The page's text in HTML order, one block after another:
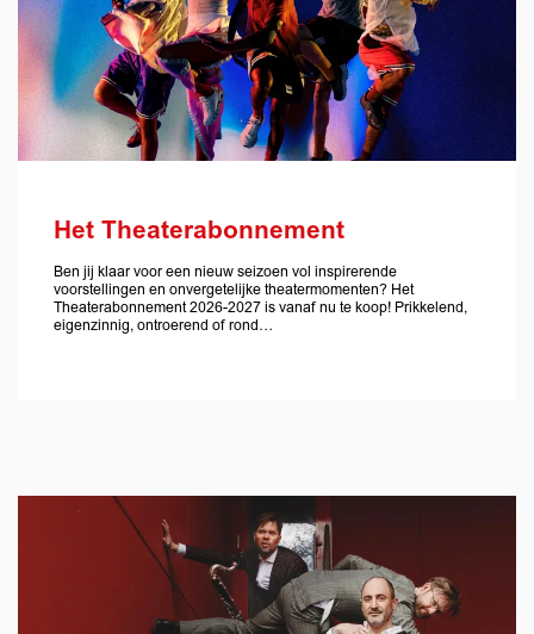
Het Theaterabonnement
Ben jij klaar voor een nieuw seizoen vol inspirerende
voorstellingen en onvergetelijke theatermomenten? Het
Theaterabonnement 2026-2027 is vanaf nu te koop! Prikkelend,
eigenzinnig, ontroerend of rond…